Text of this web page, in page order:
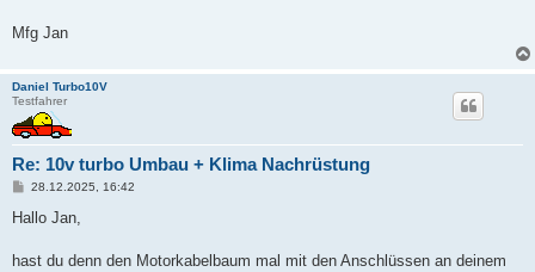
Mfg Jan
Daniel Turbo10V
Testfahrer
Re: 10v turbo Umbau + Klima Nachrüstung
B
i
a
28.12.2025, 16:42
Hallo Jan,
hast du denn den Motorkabelbaum mal mit den Anschlüssen an deinem